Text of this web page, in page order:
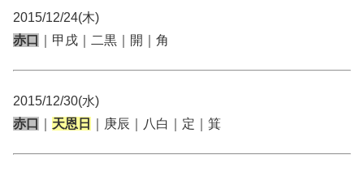
2015/12/24(木)
赤口
｜甲戌｜二黒｜開｜角
2015/12/30(水)
赤口
天恩日 ｜庚辰｜八白｜定｜箕